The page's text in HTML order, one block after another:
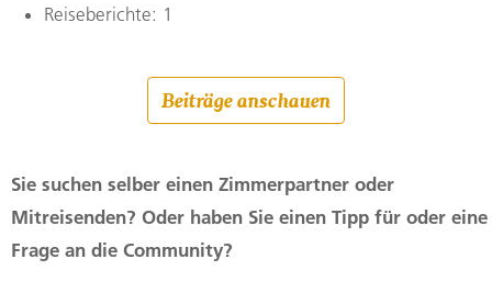
Reiseberichte: 1
Beiträge anschauen
Sie suchen selber einen Zimmerpartner oder
Mitreisenden? Oder haben Sie einen Tipp für oder eine
Frage an die Community?